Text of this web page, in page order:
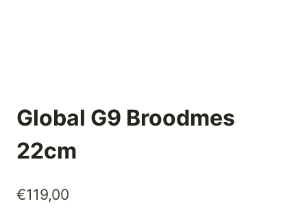
Global G9 Broodmes
22cm
€119,00